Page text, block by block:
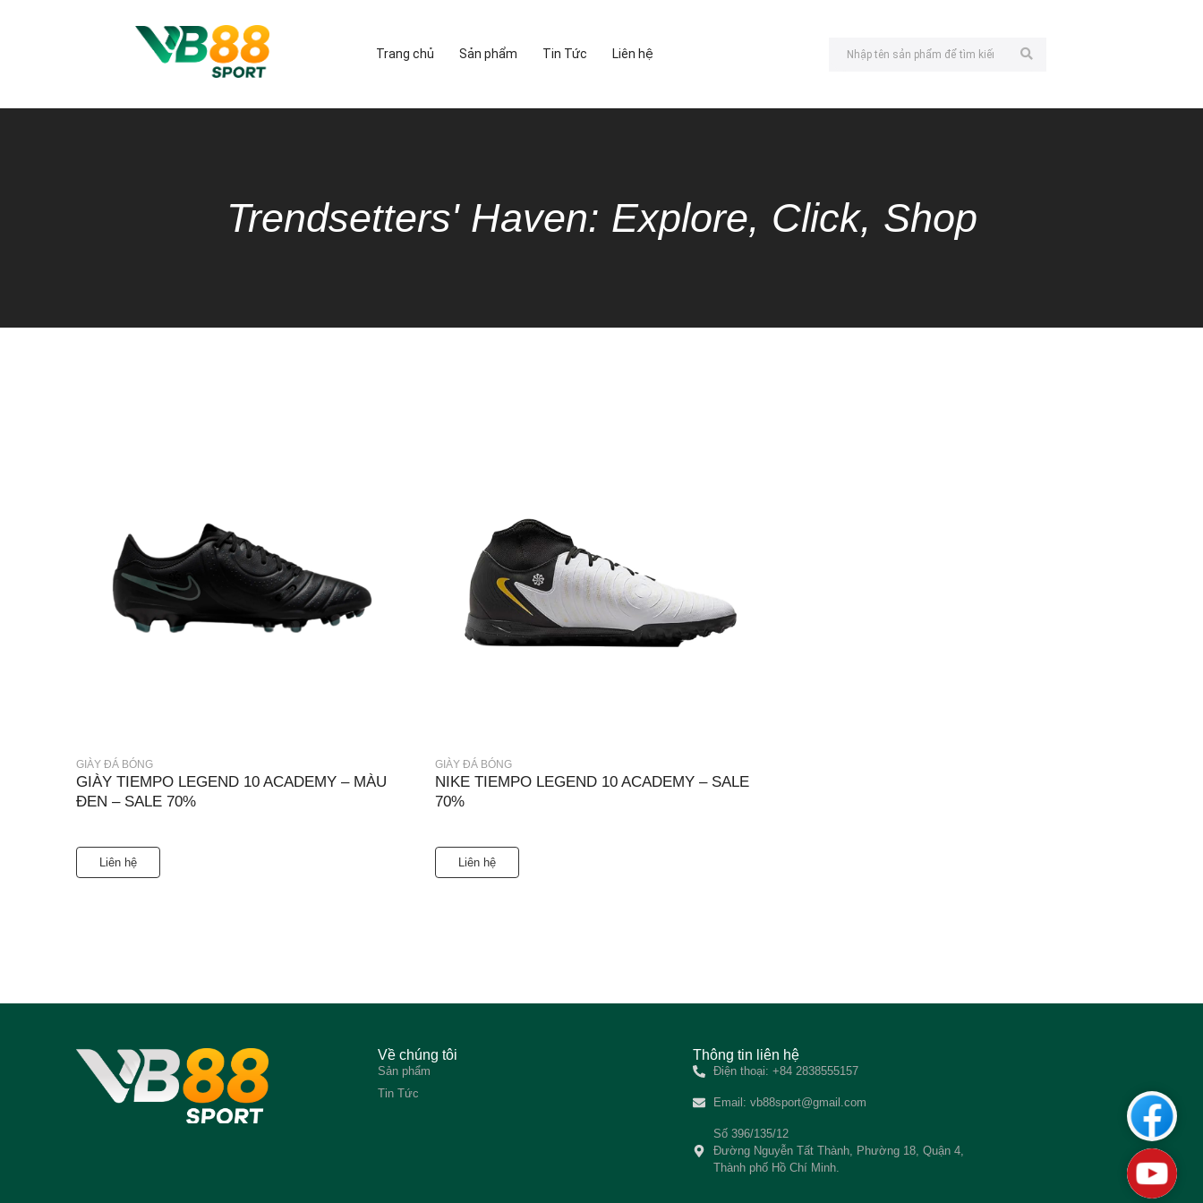
Trang chủ Sản phẩm Tin Tức Liên hệ
Trendsetters' Haven: Explore, Click, Shop
GIÀY ĐÁ BÓNG
GIÀY TIEMPO LEGEND 10 ACADEMY – MÀU
ĐEN – SALE 70%
Liên hệ
GIÀY ĐÁ BÓNG
NIKE TIEMPO LEGEND 10 ACADEMY – SALE
70%
Liên hệ
Về chúng tôi
Sản phẩm
Tin Tức
Thông tin liên hệ
Điện thoại: +84 2838555157
Email: vb88sport@gmail.com
Số 396/135/12
Đường Nguyễn Tất Thành, Phường 18, Quận 4,
Thành phố Hồ Chí Minh.